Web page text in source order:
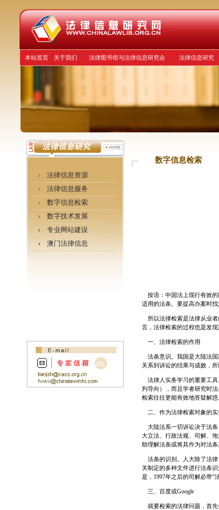
本站首页 关于我们 法律图书馆与法律信息研究会 法律信息研究
法律信息资源
法律信息服务
数字信息检索
数字技术发展
专业网站建设
澳门法律信息
数字信息检索
按语：中国法上现行有效的
适用的法条。要提高办案时
所以法律检索是法律从业者
言，法律检索的过程也是发
一、法律检索的作用
法条意识。我国是大陆法国
关系到诉讼的结果与成败，
法律人实务学习的重要工具
判导向），而且学者研究时
检索往往更能有效地答疑解
二、作为法律检索对象的实
大陆法系一切诉讼决于法条
大立法、行政法规、司解、
助理解法条或将其作为对法
法条的识别。人大除了法律
关制定的多种文件进行法条
是，1997年之后的司解必带“
三、百度或Google
就要检索的法律问题，首先